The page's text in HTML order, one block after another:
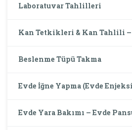
Laboratuvar Tahlilleri
Kan Tetkikleri & Kan Tahlili –
Beslenme Tüpü Takma
Evde İğne Yapma (Evde
Evde Yara Bakımı – Evde